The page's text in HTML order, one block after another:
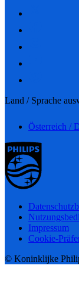
Land / Sprache
Österreich /
Impressum
Cookie-
© Koninklijke